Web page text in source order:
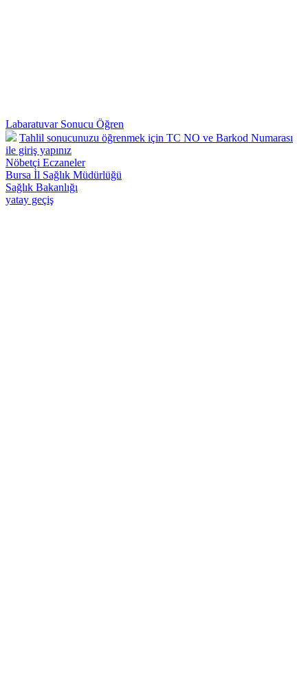
Labaratuvar Sonucu Öğren
Tahlil sonucunuzu öğrenmek için TC NO ve Barkod Numarası
ile giriş yapınız
Nöbetçi Eczaneler
Bursa İl Sağlık Müdürlüğü
Sağlık Bakanlığı
yatay geçiş